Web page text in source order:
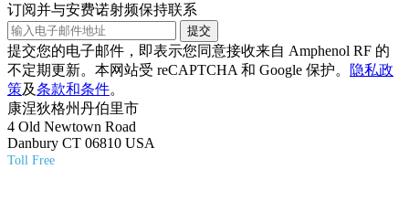
订阅并与安费诺射频保持联系
提交
提交您的电子邮件，即表示您同意接收来自 Amphenol RF 的
不定期更新。本网站受 reCAPTCHA 和 Google 保护。
隐私政
策及条款和条件。
康涅狄格州丹伯里市
4 Old Newtown Road
Danbury CT 06810 USA
Toll Free